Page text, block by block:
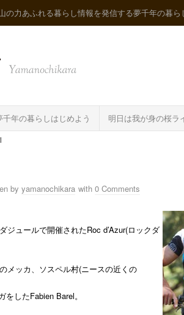
の力あふれる暮らし情報を発信する夢千年の暮ら
千年の暮らしはじめよう 明日は我が身の桜ラ
by yamanochikara with 0 Comments
ジュールで開催されたRoc d’Azur(ロックダ
メッカ、ソスペル村(ニースの近くの
したFabien Barel。